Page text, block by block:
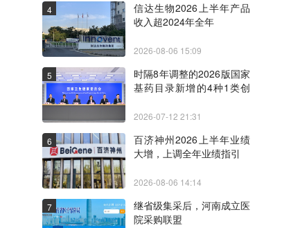
4
信达生物2026上半年产品
收入超2024年全年
2026-08-06 15:09
5
时隔8年调整的2026版国家
基药目录新增的4种1类创
2026-07-12 21:31
6
百济神州2026上半年业绩
大增，上调全年业绩指引
2026-08-06 14:14
7
继省级集采后，河南成立医
院采购联盟